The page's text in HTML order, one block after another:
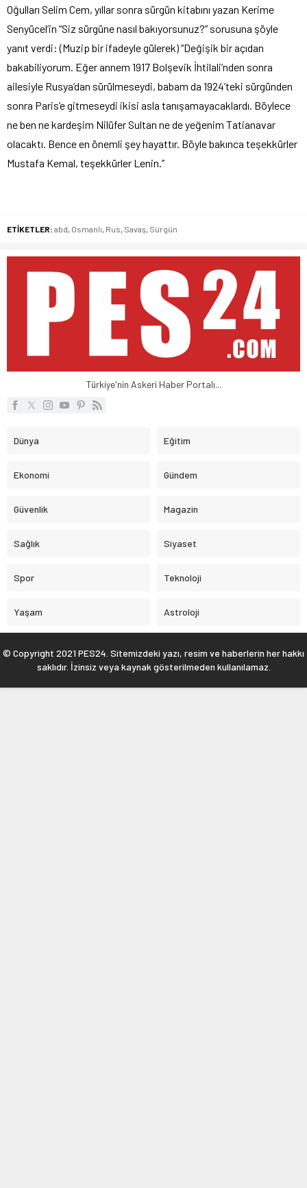
Oğulları Selim Cem, yıllar sonra sürgün kitabını yazan Kerime
Senyücel’in “Siz sürgüne nasıl bakıyorsunuz?” sorusuna şöyle
yanıt verdi: (Muzip bir ifadeyle gülerek) “Değişik bir açıdan
bakabiliyorum. Eğer annem 1917 Bolşevik İhtilali’nden sonra
ailesiyle Rusya’dan sürülmeseydi, babam da 1924’teki sürgünden
sonra Paris’e gitmeseydi ikisi asla tanışamayacaklardı. Böylece
ne ben ne kardeşim Nilüfer Sultan ne de yeğenim Tatianavar
olacaktı. Bence en önemli şey hayattır. Böyle bakınca teşekkürler
Mustafa Kemal, teşekkürler Lenin.”
ETİKETLER: abd Osmanlı Rus Savaş Sürgün
Türkiye'nin Askeri Haber Portalı...
Dünya Eğitim
Ekonomi Gündem
Güvenlik Magazin
Sağlık Siyaset
Spor Teknoloji
Yaşam Astroloji
© Copyright 2021 PES24. Sitemizdeki yazı, resim ve haberlerin her hakkı
saklıdır. İzinsiz veya kaynak gösterilmeden kullanılamaz.